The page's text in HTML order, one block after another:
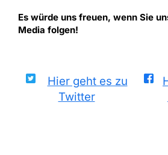
Es würde uns freuen, wenn Sie
Media folgen!
Hier geht es zu
Twitter